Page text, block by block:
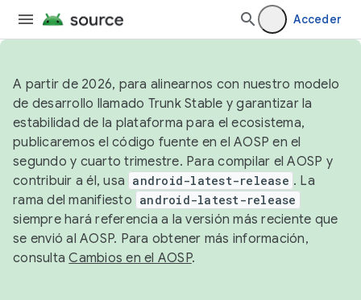
Acceder
A partir de 2026, para alinearnos con nuestro modelo
de desarrollo llamado Trunk Stable y garantizar la
estabilidad de la plataforma para el ecosistema,
publicaremos el código fuente en el AOSP en el
segundo y cuarto trimestre. Para compilar el AOSP y
contribuir a él, usa android-latest-release . La
rama del manifiesto android-latest-release
siempre hará referencia a la versión más reciente que
se envió al AOSP. Para obtener más información,
consultaCambios en el AOSP.